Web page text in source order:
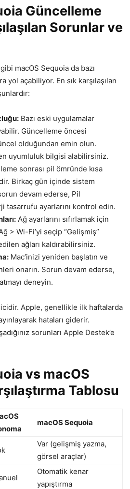
Güncelleme
Sorunlar ve
macOS Sequoia da bazı
yol açabiliyor. En sık karşılaşılan
Bazı eski uygulamalar
Güncelleme öncesi
olduğundan emin olun.
uyumluluk bilgisi alabilirsiniz.
sonrası pil ömründe kısa
Birkaç gün içinde sistem
devam ederse, Pil
tasarrufu ayarlarını kontrol edin.
Ağ ayarlarını sıfırlamak için
> Wi-Fi’yi seçip “Gelişmiş”
ağları kaldırabilirsiniz.
Mac’inizi yeniden başlatın ve
onarın. Sorun devam ederse,
deneyin.
Apple, genellikle ilk haftalarda
hataları giderir.
sorunları Apple Destek’e
vs macOS
Tablosu
macOS Sequoia
Var (gelişmiş yazma,
görsel araçlar)
Otomatik kenar
yapıştırma